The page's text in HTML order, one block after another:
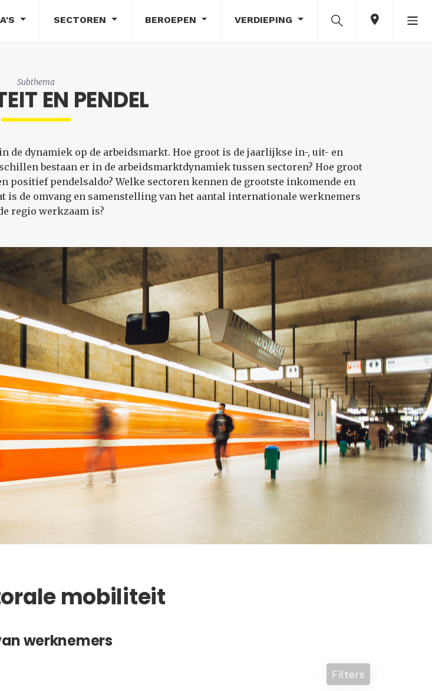
SECTOREN BEROEPEN VERDIEPING
Subthema
EN PENDEL
de dynamiek op de arbeidsmarkt. Hoe groot is de jaarlijkse in-, uit- en
bestaan er in de arbeidsmarktdynamiek tussen sectoren? Hoe groot
positief pendelsaldo? Welke sectoren kennen de grootste inkomende en
is de omvang en samenstelling van het aantal internationale werknemers
regio werkzaam is?
mobiliteit
werknemers
Filters